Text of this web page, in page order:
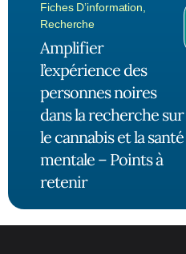
Fiches D’information
Recherche
Amplifier
l’expérience des
personnes noires
dans la recherche sur
le cannabis et la santé
mentale – Points à
retenir